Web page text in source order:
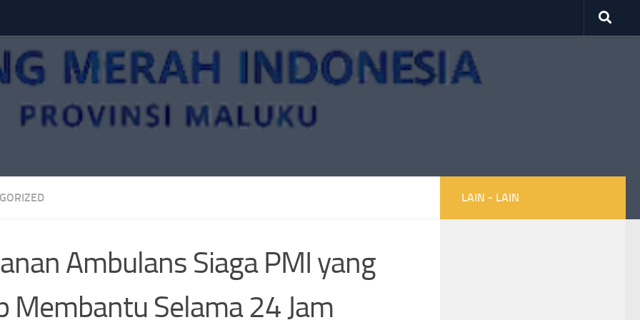
Ambulans Siaga PMI yang
Membantu Selama 24 Jam
LAIN - LAIN